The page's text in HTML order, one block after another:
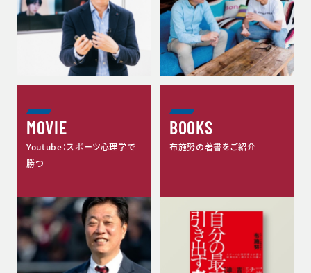
MOVIE
Youtube：スポーツ心理学で
勝つ
BOOKS
布施努の著書をご紹介